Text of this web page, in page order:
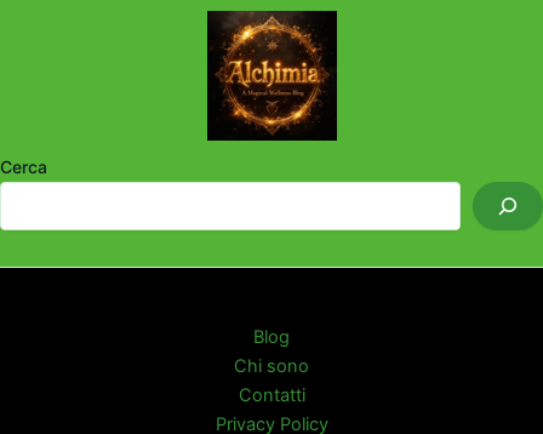
Cerca
Blog
Chi sono
Contatti
Privacy Policy